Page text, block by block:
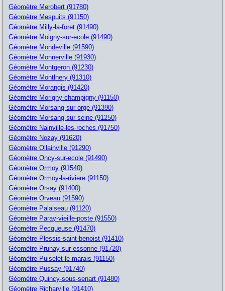
Géomètre Merobert (91780)
Géomètre Mespuits (91150)
Géomètre Milly-la-foret (91490)
Géomètre Moigny-sur-ecole (91490)
Géomètre Mondeville (91590)
Géomètre Monnerville (91930)
Géomètre Montgeron (91230)
Géomètre Montlhery (91310)
Géomètre Morangis (91420)
Géomètre Morigny-champigny (91150)
Géomètre Morsang-sur-orge (91390)
Géomètre Morsang-sur-seine (91250)
Géomètre Nainville-les-roches (91750)
Géomètre Nozay (91620)
Géomètre Ollainville (91290)
Géomètre Oncy-sur-ecole (91490)
Géomètre Ormoy (91540)
Géomètre Ormoy-la-riviere (91150)
Géomètre Orsay (91400)
Géomètre Orveau (91590)
Géomètre Palaiseau (91120)
Géomètre Paray-vieille-poste (91550)
Géomètre Pecqueuse (91470)
Géomètre Plessis-saint-benoist (91410)
Géomètre Prunay-sur-essonne (91720)
Géomètre Puiselet-le-marais (91150)
Géomètre Pussay (91740)
Géomètre Quincy-sous-senart (91480)
Géomètre Richarville (91410)